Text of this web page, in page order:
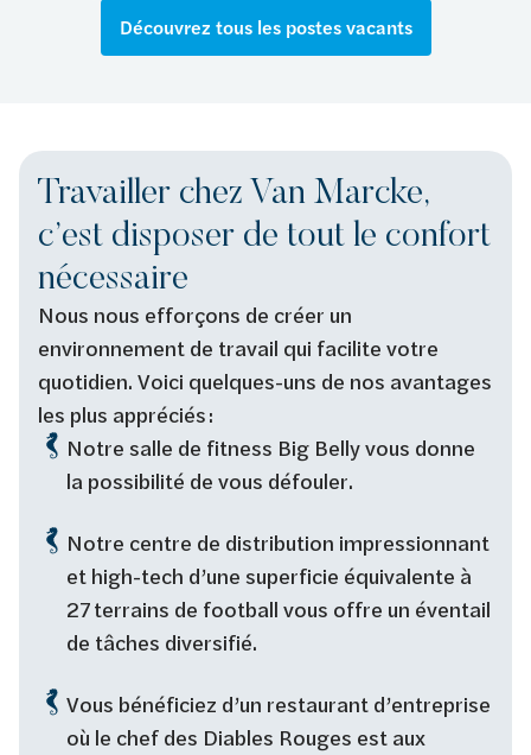
Découvrez tous les postes vacants
Travailler chez Van Marcke,
c’est disposer de tout le confort
nécessaire
Nous nous efforçons de créer un
environnement de travail qui facilite votre
quotidien. Voici quelques-uns de nos avantages
les plus appréciés :
Notre salle de fitness Big Belly vous donne
la possibilité de vous défouler.
Notre centre de distribution impressionnant
et high-tech d’une superficie équivalente à
27 terrains de football vous offre un éventail
de tâches diversifié.
Vous bénéficiez d’un restaurant d’entreprise
où le chef des Diables Rouges est aux